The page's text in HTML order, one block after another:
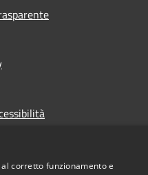
corretto funzionamento e